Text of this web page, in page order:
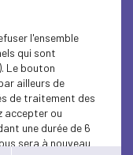
l'ensemble
qui sont
Le bouton
ailleurs de
de traitement des
accepter ou
une durée de 6
sera à nouveau